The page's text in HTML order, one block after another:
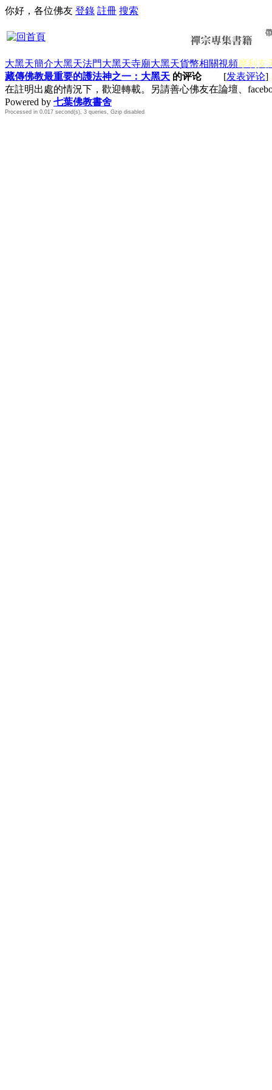
你好，各位佛友 登錄 註冊 搜索
大黑天簡介大黑天法門大黑天寺廟大黑天貨幣相關視頻摩利支
藏傳佛教最重要的護法神之一：大黑天 的评论[发表评论]
在註明出處的情況下，歡迎轉載。另請善心佛友在論壇、
Powered by 七葉佛教書舍
Processed in 0.017 second(s), 3 queries, Gzip disabled